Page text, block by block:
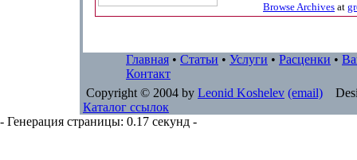
Browse Archives at
Главная • Статьи • Услуги • Расценки •
Контакт
Copyright © 2004 by Leonid Koshelev (email)
Каталог ссылок
- Генерация страницы: 0.17 секунд -